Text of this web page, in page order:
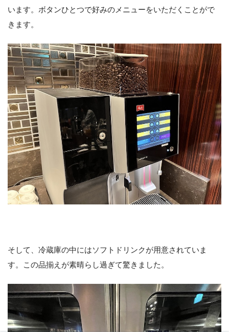
います。ボタンひとつで好みのメニューをいただくことがで
きます。
そして、冷蔵庫の中にはソフトドリンクが用意されていま
す。この品揃えが素晴らし過ぎて驚きました。